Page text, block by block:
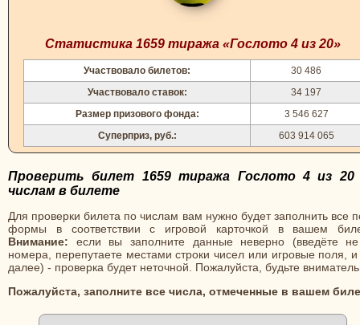
Статистика 1659 тиража «Гослото 4 из 20»
Участвовало билетов:
30 486
Участвовало ставок:
34 197
Размер призового фонда:
3 546 627
Суперприз, руб.:
603 914 065
Проверить билет 1659 тиража Гослото 4 из 20
числам в билете
Для проверки билета по числам вам нужно будет заполнить все
формы в соответствии с игровой карточкой в вашем
Внимание: если вы заполните данные неверно (введёте
номера, перепутаете местами строки чисел или игровые поля, и
далее) - проверка будет неточной. Пожалуйста, будьте
Пожалуйста, заполните все числа, отмеченные в вашем